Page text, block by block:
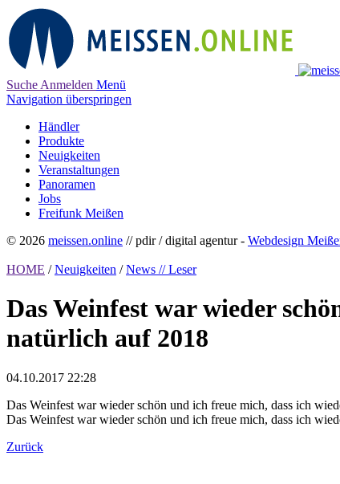
Suche Anmelden Menü
Navigation überspringen
Händler
Produkte
Neuigkeiten
Veranstaltungen
Panoramen
Jobs
Freifunk Meißen
© 2026 meissen.online // pdir / digital agentur - Webdesign
HOME / Neuigkeiten / News // Leser
Das Weinfest war wieder
natürlich auf 2018
04.10.2017 22:28
Das Weinfest war wieder schön und ich freue mich, dass ich
Das Weinfest war wieder schön und ich freue mich, dass ich
Zurück